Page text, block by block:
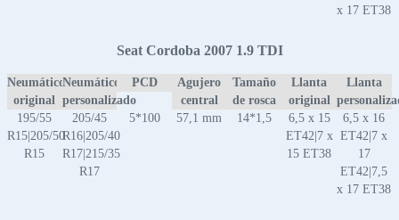
x 17 ET38
Seat Cordoba 2007 1.9 TDI
Neumático
original
Neumático
personalizado
PCD
Agujero
central
Tamaño
de rosca
Llanta
original
Llanta
195/55
R15|205/50
R15
205/45
R16|205/40
R17|215/35
R17
5*100 57,1 mm 14*1,5
6,5 x 15
ET42|7 x
15 ET38
6,5 x 16
ET42|7 x
17
ET42|7,5
x 17 ET38